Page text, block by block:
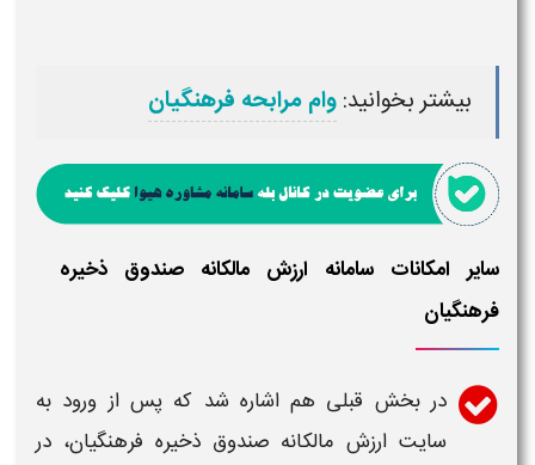
بیشتر بخوانید:وام مرابحه فرهنگیان
سایر امکانات سامانه ارزش مالکانه صندوق ذخیره
فرهنگیان
در بخش قبلی هم اشاره شد که پس از ورود به
سایت ارزش مالکانه صندوق ذخیره فرهنگیان، در